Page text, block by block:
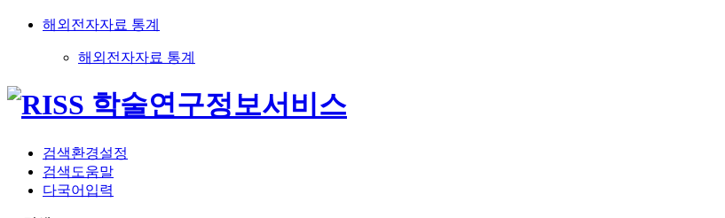
해외전자자료 통계
해외전자자료 통계
검색환경설정
검색도움말
다국어입력